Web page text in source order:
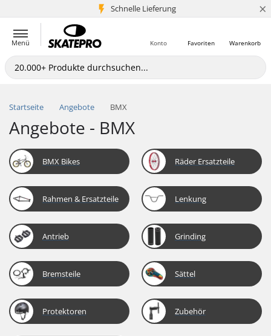
Schnelle Lieferung
5+ Mio. Kunden ×
Menü Warenkorb
Favoriten
Konto
Startseite Angebote BMX
Angebote - BMX
BMX Bikes Räder Ersatzteile
Rahmen & Ersatzteile Lenkung
Antrieb Grinding
Bremsteile Sättel
Protektoren Zubehör